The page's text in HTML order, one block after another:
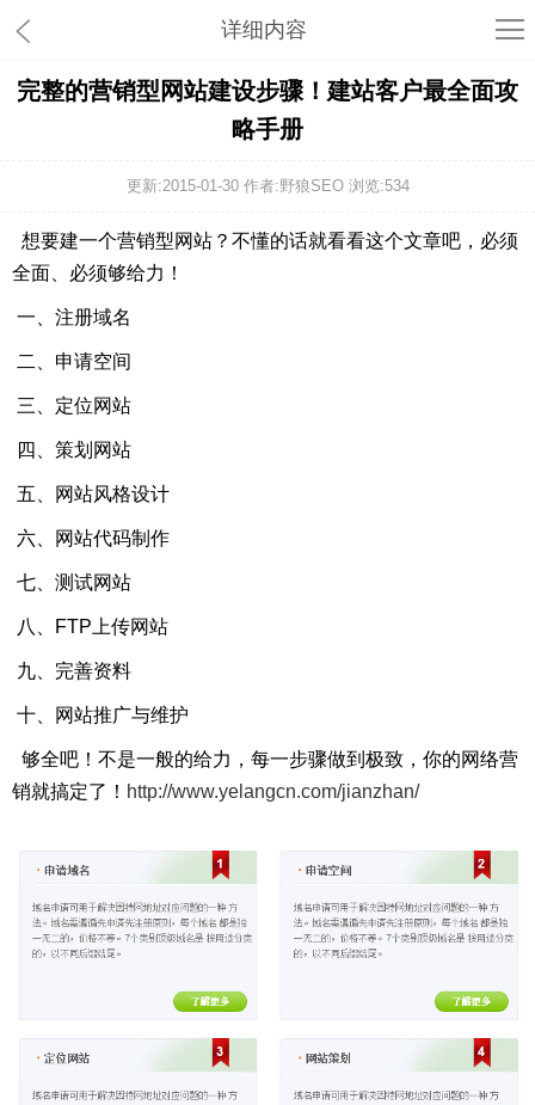
详细内容
完整的营销型网站建设步骤！建站客户最全面攻
略手册
更新:2015-01-30 作者:野狼SEO 浏览:534
想要建一个营销型网站？不懂的话就看看这个文章吧，必须
全面、必须够给力！
一、注册域名
二、申请空间
三、定位网站
四、策划网站
五、网站风格设计
六、网站代码制作
七、测试网站
八、FTP上传网站
九、完善资料
十、网站推广与维护
够全吧！不是一般的给力，每一步骤做到极致，你的网络营
销就搞定了！ http://www.yelangcn.com/jianzhan/